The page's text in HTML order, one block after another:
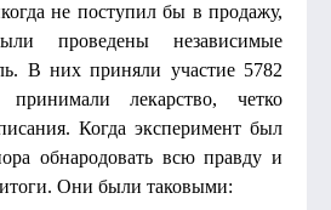
не поступил бы в продажу,
проведены независимые
В них приняли участие 5782
принимали лекарство, четко
Когда эксперимент был
обнародовать всю правду и
Они были таковыми: